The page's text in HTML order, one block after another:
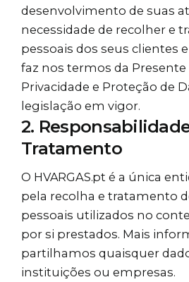
desenvolvimento de suas
necessidade de recolher e
pessoais dos seus clientes
faz nos termos da Presente
Privacidade e Proteção de
legislação em vigor.
2.
Tratamento
O HVARGAS.pt é a única
pela recolha e tratamento
pessoais utilizados no
por si prestados. Mais
partilhamos quaisquer
instituições ou empresas.